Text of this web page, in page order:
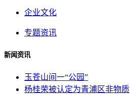
企业文化
专题资讯
新闻资讯
玉苍山间一“公园”
杨桂荣被认定为青浦区非物质